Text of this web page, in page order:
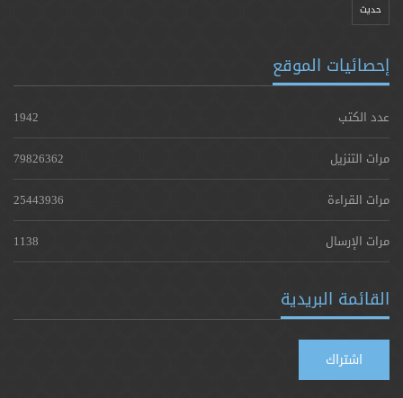
حدیث
إحصائيات الموقع
عدد الكتب
1942
مرات التنزيل
79826362
مرات القراءة
25443936
مرات الإرسال
1138
القائمة البريدية
اشتراك